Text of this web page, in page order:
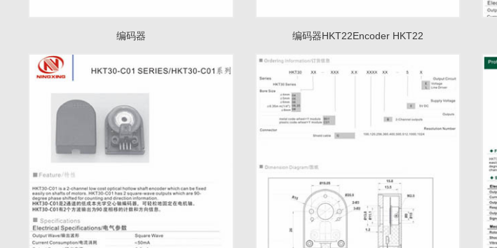
编码器 编码器HKT22Encoder HKT22